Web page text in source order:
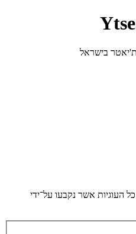
בישראל
אשר נקבעו על־ידי